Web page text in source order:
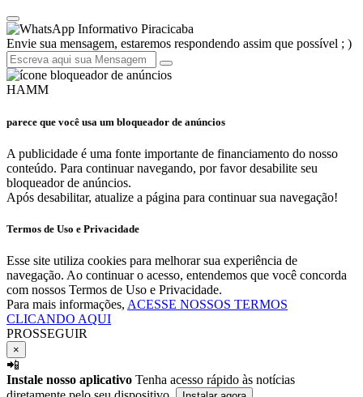
Informativo Piracicaba
Envie sua mensagem, estaremos respondendo assim que possível ; )
HAMM
parece que você usa um bloqueador de anúncios
A publicidade é uma fonte importante de financiamento do nosso
conteúdo. Para continuar navegando, por favor desabilite seu
bloqueador de anúncios.
Após desabilitar, atualize a página para continuar sua navegação!
Termos de Uso e Privacidade
Esse site utiliza cookies para melhorar sua experiência de
navegação. Ao continuar o acesso, entendemos que você concorda
com nossos Termos de Uso e Privacidade.
Para mais informações, ACESSE NOSSOS TERMOS
CLICANDO AQUI
PROSSEGUIR
×
📲
Instale nosso aplicativo Tenha acesso rápido às notícias